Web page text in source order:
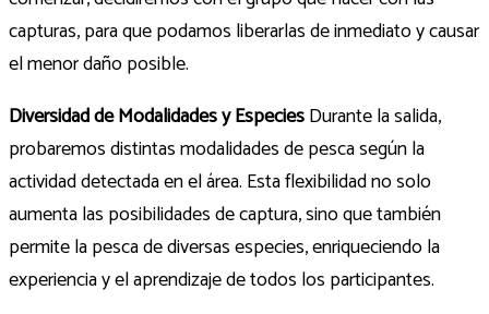
capturas, para que podamos liberarlas de inmediato y causar
el menor daño posible.
Diversidad de Modalidades y EspeciesDurante la salida,
probaremos distintas modalidades de pesca según la
actividad detectada en el área. Esta flexibilidad no solo
aumenta las posibilidades de captura, sino que también
permite la pesca de diversas especies, enriqueciendo la
experiencia y el aprendizaje de todos los participantes.